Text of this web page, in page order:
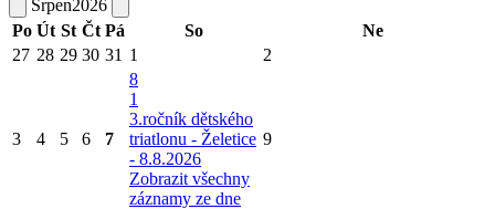
Srpen2026
Po Út St Čt Pá So
Ne
27 28 29 30 31 1 2
3 4 5 6 7
8
1
3.ročník dětského
triatlonu - Želetice
- 8.8.2026
Zobrazit všechny
záznamy ze dne
9